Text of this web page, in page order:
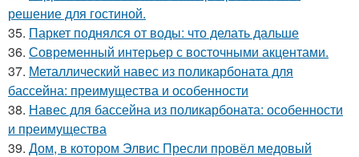
решение для гостиной.
35. Паркет поднялся от воды: что делать дальше
36. Современный интерьер с восточными акцентами.
37. Металлический навес из поликарбоната для
бассейна: преимущества и особенности
38. Навес для бассейна из поликарбоната: особенности
и преимущества
39. Дом, в котором Элвис Пресли провёл медовый